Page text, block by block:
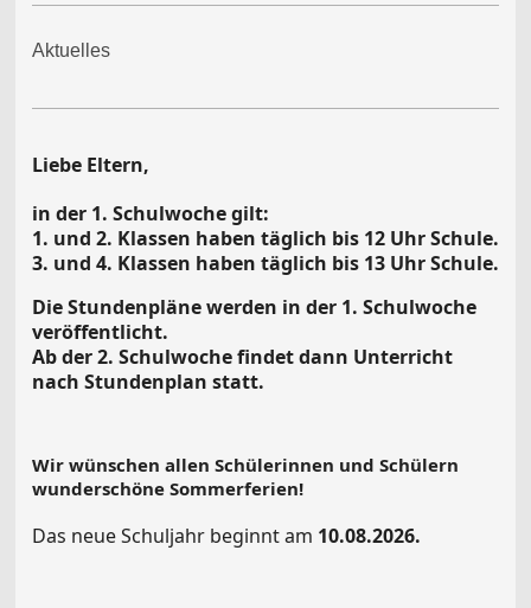
Aktuelles
Liebe Eltern,
in der 1. Schulwoche gilt:
1. und 2. Klassen haben täglich bis 12 Uhr Schule.
3. und 4. Klassen haben täglich bis 13 Uhr Schule.
Die Stundenpläne werden in der 1. Schulwoche
veröffentlicht.
Ab der 2. Schulwoche findet dann Unterricht
nach Stundenplan statt.
Wir wünschen allen Schülerinnen und Schülern
wunderschöne Sommerferien!
Das neue Schuljahr beginnt am 10.08.2026.